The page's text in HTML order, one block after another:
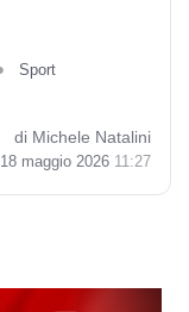
Sport
di Michele Natalini
18 maggio 2026 11:27